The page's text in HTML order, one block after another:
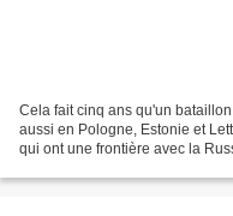
Cela fait cinq ans qu'un
aussi en Pologne, Estonie et
qui ont une frontière avec la